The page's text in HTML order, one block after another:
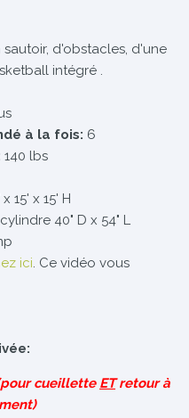
d'obstacles, d'une
intégré .
à la fois: 6
140 lbs
x 15' x 15' H
40" D x 54" L
ici. Ce vidéo vous
(pour cueillette ETretour à